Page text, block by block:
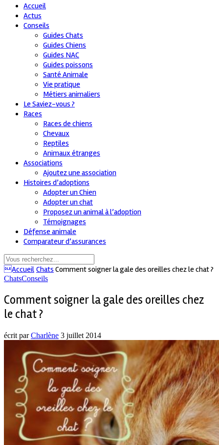
Accueil
Actus
Conseils
Guides Chats
Guides Chiens
Guides NAC
Guides poissons
Santé Animale
Vie pratique
Métiers animaliers
Le Saviez-vous ?
Races
Races de chiens
Chevaux
Reptiles
Animaux étranges
Associations
Ajoutez une association
Histoires d’adoptions
Adopter un Chien
Adopter un chat
Proposez un animal à l’adoption
Témoignages
Défense animale
Comparateur d’assurances
Accueil Chats Comment soigner la gale des oreilles chez le chat ?
ChatsConseils
Comment soigner la gale des oreilles chez
le chat ?
écrit parCharlène 3 juillet 2014